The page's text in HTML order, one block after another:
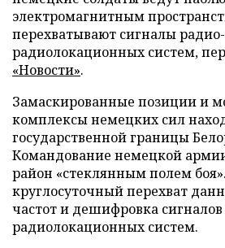
электромагнитным
перехватывают сигналы
радиолокационных систем,
«Новости».
Замаскированные позиции и
комплексы немецких сил
государственной границы
Командование немецкой
район «стеклянным полем
круглосуточный перехват
частот и дешифровка сигналов
радиолокационных систем.